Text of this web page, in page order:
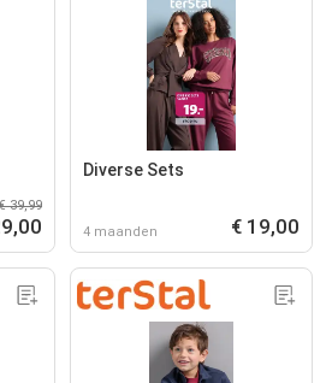
€ 39,99
Diverse Sets
4 maanden € 19,00